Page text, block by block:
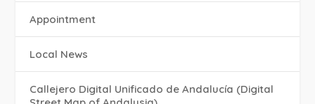
Appointment
Local News
Callejero Digital Unificado de Andalucía (Digital